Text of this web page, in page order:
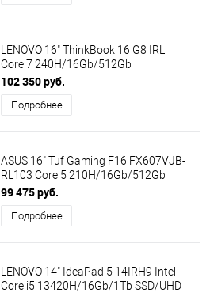
LENOVO 16" ThinkBook 16 G8 IRL
Core 7 240H/16Gb/512Gb
SSD/VGA/no OS/Grey (21SH002VGQ)
(ПИ)
102 350 руб.
Подробнее
ASUS 16" Tuf Gaming F16 FX607VJB-
RL103 Core 5 210H/16Gb/512Gb
SSD/no OS/Grey (90NR0MZ6-
M005K0) ПИ
99 475 руб.
Подробнее
LENOVO 14" IdeaPad 5 14IRH9 Intel
Core i5 13420H/16Gb/1Tb SSD/UHD